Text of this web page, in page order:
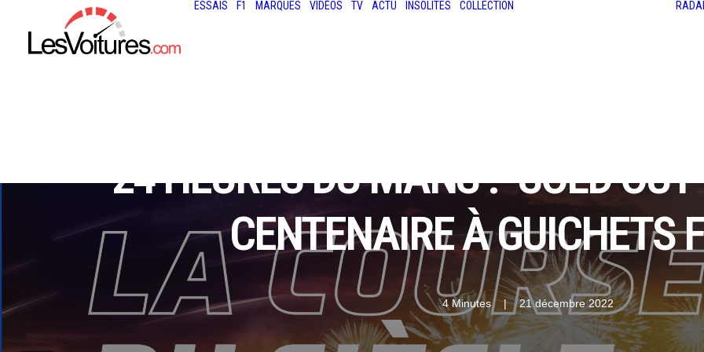
ESSAIS F1 MARQUES VIDÉOS TV ACTU INSOLITES COLLECTION
24 HEURES DU MANS : "SOLD
CENTENAIRE À GUICHETS
4 Minutes | 21 décembre 2022